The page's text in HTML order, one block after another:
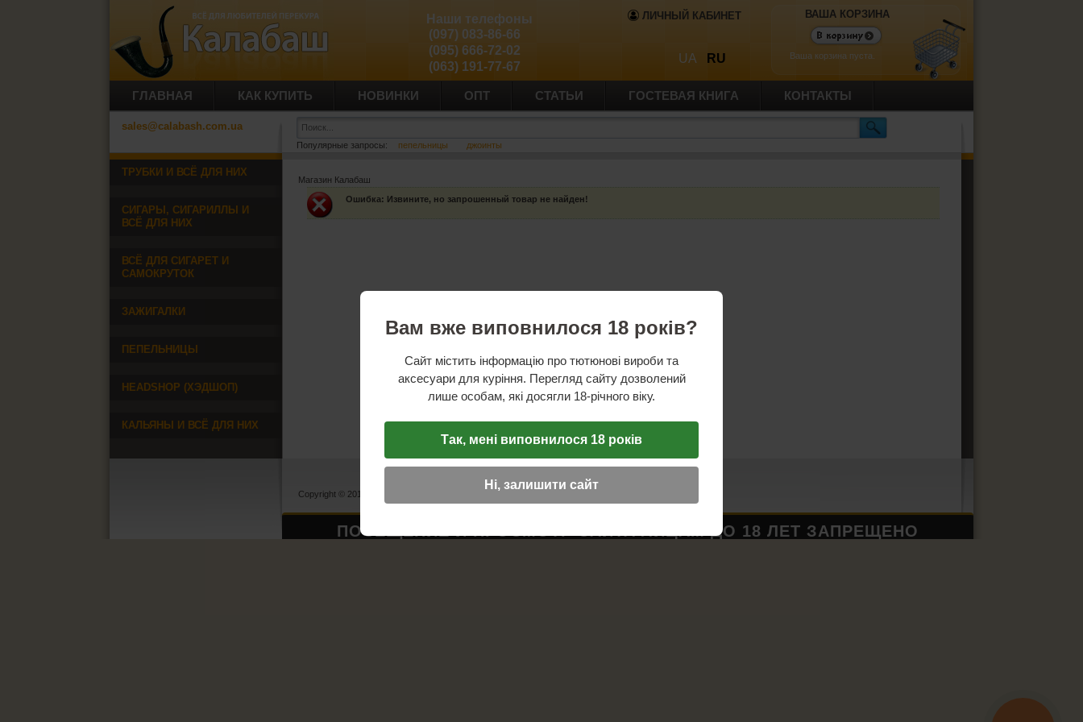
ЛИЧНЫЙ КАБИНЕТ
UA RU
Наши телефоны
(097) 083-86-66
(095) 666-72-02
(063) 191-77-67
ВАША КОРЗИНА
Ваша корзина пуста.
ГЛАВНАЯ КАК КУПИТЬ НОВИНКИ ОПТ СТАТЬИ ГОСТЕВАЯ КНИГА КОНТАКТЫ
sales@calabash.com.ua
Популярные запросы: пепельницы джоинты
Магазин Калабаш
Ошибка: Извините, но запрошенный товар не найден!
ТРУБКИ И ВСЁ ДЛЯ НИХ
СИГАРЫ, СИГАРИЛЛЫ И
ВСЁ ДЛЯ НИХ
ВСЁ ДЛЯ СИГАРЕТ И
САМОКРУТОК
ЗАЖИГАЛКИ
ПЕПЕЛЬНИЦЫ
HEADSHOP (ХЭДШОП)
КАЛЬЯНЫ И ВСЁ ДЛЯ НИХ
Copyright © 2012 - 2026 Калабаш.
ПОСЕЩЕНИЕ И ПРОСМОТР САЙТА ЛИЦАМ ДО 18 ЛЕТ ЗАПРЕЩЕНО
Вам вже виповнилося 18 років?
Сайт містить інформацію про тютюнові вироби та
аксесуари для куріння. Перегляд сайту дозволений
лише особам, які досягли 18-річного віку.
Так, мені виповнилося 18 років
Ні, залишити сайт